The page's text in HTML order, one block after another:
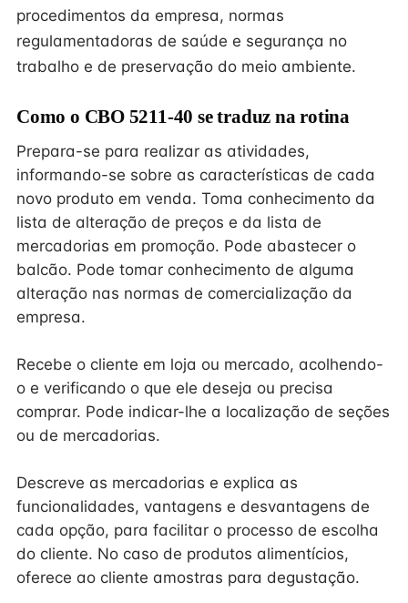
procedimentos da empresa, normas
regulamentadoras de saúde e segurança no
trabalho e de preservação do meio ambiente.
Como o CBO 5211-40 se traduz na rotina
Prepara-se para realizar as atividades,
informando-se sobre as características de cada
novo produto em venda. Toma conhecimento da
lista de alteração de preços e da lista de
mercadorias em promoção. Pode abastecer o
balcão. Pode tomar conhecimento de alguma
alteração nas normas de comercialização da
empresa.
Recebe o cliente em loja ou mercado, acolhendo-
o e verificando o que ele deseja ou precisa
comprar. Pode indicar-lhe a localização de seções
ou de mercadorias.
Descreve as mercadorias e explica as
funcionalidades, vantagens e desvantagens de
cada opção, para facilitar o processo de escolha
do cliente. No caso de produtos alimentícios,
oferece ao cliente amostras para degustação.